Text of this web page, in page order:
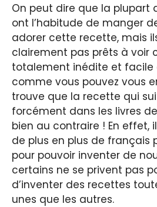
On peut dire que la plupart
ont l’habitude de manger
adorer cette recette, mais
clairement pas prêts à voir
totalement inédite et facile
comme vous pouvez vous
trouve que la recette qui
forcément dans les livres
bien au contraire ! En effet,
de plus en plus de français
pour pouvoir inventer de
certains ne se privent pas
d’inventer des recettes
unes que les autres.